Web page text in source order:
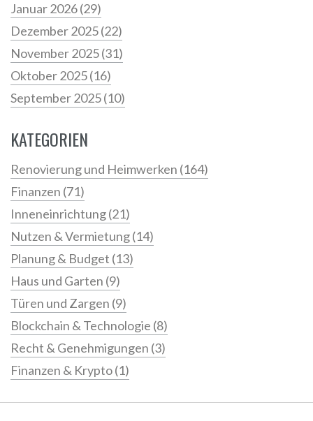
Januar 2026(29)
Dezember 2025(22)
November 2025(31)
Oktober 2025(16)
September 2025(10)
KATEGORIEN
Renovierung und Heimwerken (164)
Finanzen (71)
Inneneinrichtung(21)
Nutzen & Vermietung(14)
Planung & Budget (13)
Haus und Garten (9)
Türen und Zargen (9)
Blockchain & Technologie (8)
Recht & Genehmigungen (3)
Finanzen & Krypto(1)